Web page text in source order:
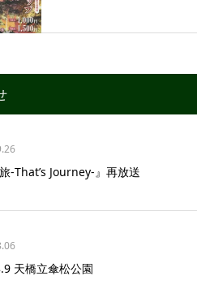
旅-That’s Journey-』再放送
天橋立傘松公園